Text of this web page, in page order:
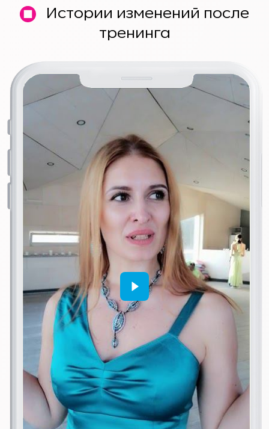
Истории изменений после
тренинга